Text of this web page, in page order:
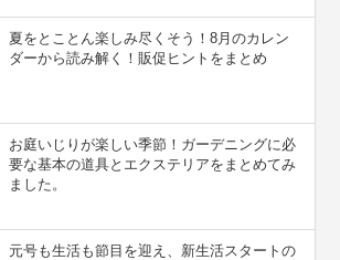
夏をとことん楽しみ尽くそう！8月のカレン
ダーから読み解く！販促ヒントをまとめ
お庭いじりが楽しい季節！ガーデニングに必
要な基本の道具とエクステリアをまとめてみ
ました。
元号も生活も節目を迎え、新生活スタートの